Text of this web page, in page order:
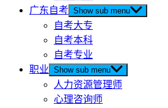
广东自考 Show sub menu
自考大专
自考本科
自考专业
职业 Show sub menu
人力资源管理师
心理咨询师